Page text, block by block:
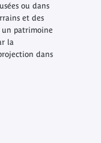
ou dans
et des
un patrimoine
la
dans